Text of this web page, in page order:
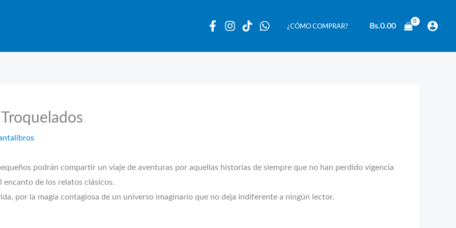
¿CÓMO COMPRAR? Bs.0.00
podrán compartir un viaje de aventuras por aquellas historias de siempre que no han perdido vigencia
encanto de los relatos clásicos.
por la magia contagiosa de un universo imaginario que no deja indiferente a ningún lector.